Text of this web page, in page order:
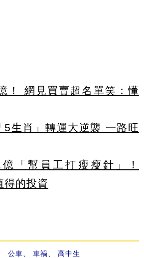
！ 網見買賣超名單笑：懂
5生肖」轉運大逆襲 一路旺
「幫員工打瘦瘦針」！
得的投資
公車 車禍 高中生